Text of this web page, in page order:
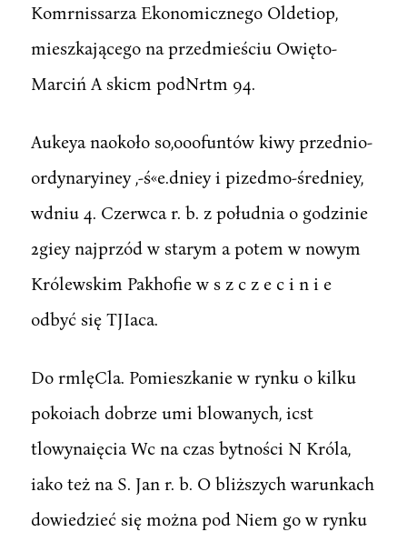
Komrnissarza Ekonomicznego Oldetiop,
mieszkającego na przedmieściu Owięto-
Marciń A skicm podNrtm 94.
Aukeya naokoło so,ooofuntów kiwy przednio-
ordynaryiney ,-ś«e.dniey i pizedmo-średniey,
wdniu 4. Czerwca r. b. z południa o godzinie
2giey najprzód w starym a potem w nowym
Królewskim Pakhofie w s z c z e c i n i e
odbyć się TJIaca.
Do rmlęCla. Pomieszkanie w rynku o kilku
pokoiach dobrze umi blowanych, icst
tlowynaięcia Wc na czas bytności N Króla,
iako też na S. Jan r. b. O bliższych warunkach
dowiedzieć się można pod Niem go w rynku